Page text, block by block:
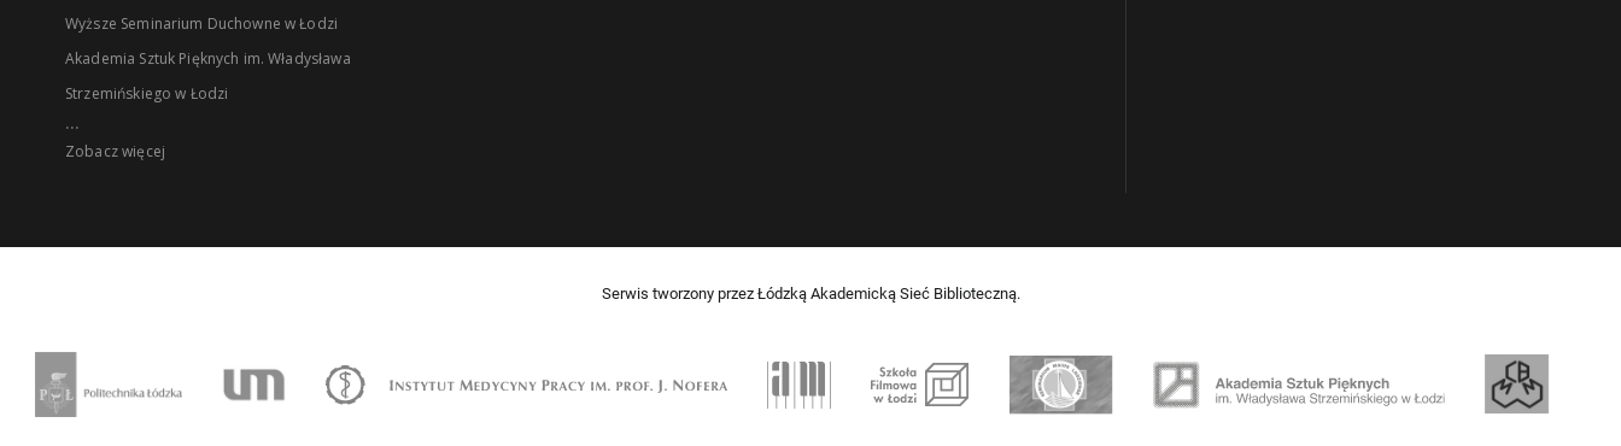
Wyższe Seminarium Duchowne w Łodzi
Akademia Sztuk Pięknych im. Władysława
Strzemińskiego w Łodzi
...
Zobacz więcej
Serwis tworzony przez Łódzką Akademicką Sieć Biblioteczną.